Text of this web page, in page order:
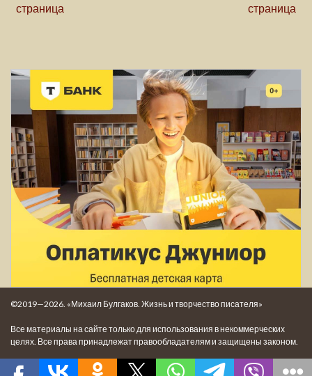
страница
страница
©2019—2026. «Михаил Булгаков. Жизнь и творчество писателя»
Все материалы на сайте только для использования в некоммерческих
целях. Все права принадлежат правообладателям и защищены законом.